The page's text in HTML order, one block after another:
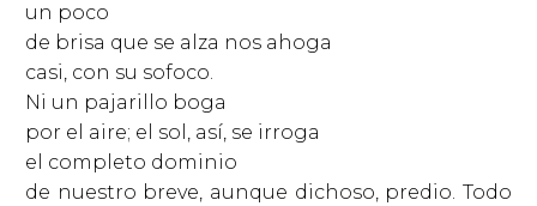
un poco
de brisa que se alza nos ahoga
casi, con su sofoco.
Ni un pajarillo boga
por el aire; el sol, así, se irroga
el completo dominio
de nuestro breve, aunque dichoso, predio. Todo